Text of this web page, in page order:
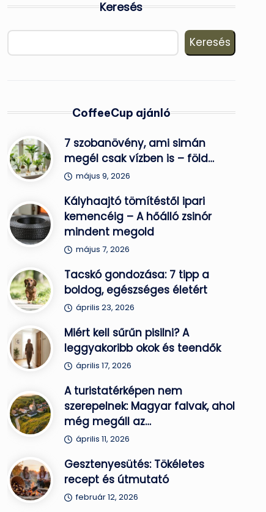
Keresés
Keresés
CoffeeCup ajánló
7 szobanövény, ami simán
megél csak vízben is – föld…
május 9, 2026
Kályhaajtó tömítéstől ipari
kemencéig – A hőálló zsinór
mindent megold
május 7, 2026
Tacskó gondozása: 7 tipp a
boldog, egészséges életért
április 23, 2026
Miért kell sűrűn pisilni? A
leggyakoribb okok és teendők
április 17, 2026
A turistatérképen nem
szerepelnek: Magyar falvak, ahol
még megáll az…
április 11, 2026
Gesztenyesütés: Tökéletes
recept és útmutató
február 12, 2026